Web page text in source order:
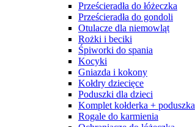
Prześcieradła do łóżeczka
Prześcieradła do gondoli
Otulacze dla niemowląt
Rożki i beciki
Śpiworki do spania
Kocyki
Gniazda i kokony
Kołdry dziecięce
Poduszki dla dzieci
Komplet kołderka + poduszka
Rogale do karmienia